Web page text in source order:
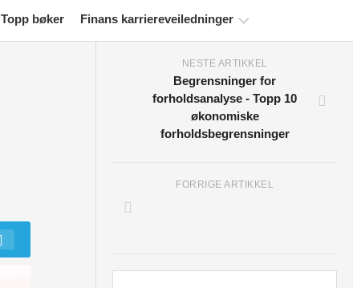
Topp bøker Finans karriereveiledninger
økonomisertifisering
Økonomiske
format
NESTE ARTIKKEL
Begrensninger for
forholdsanalyse - Topp 10
økonomiske
forholdsbegrensninger
FORRIGE ARTIKKEL